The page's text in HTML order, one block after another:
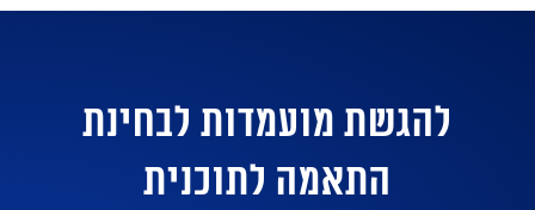
להגשת מועמדות לבחינת
התאמה לתוכנית